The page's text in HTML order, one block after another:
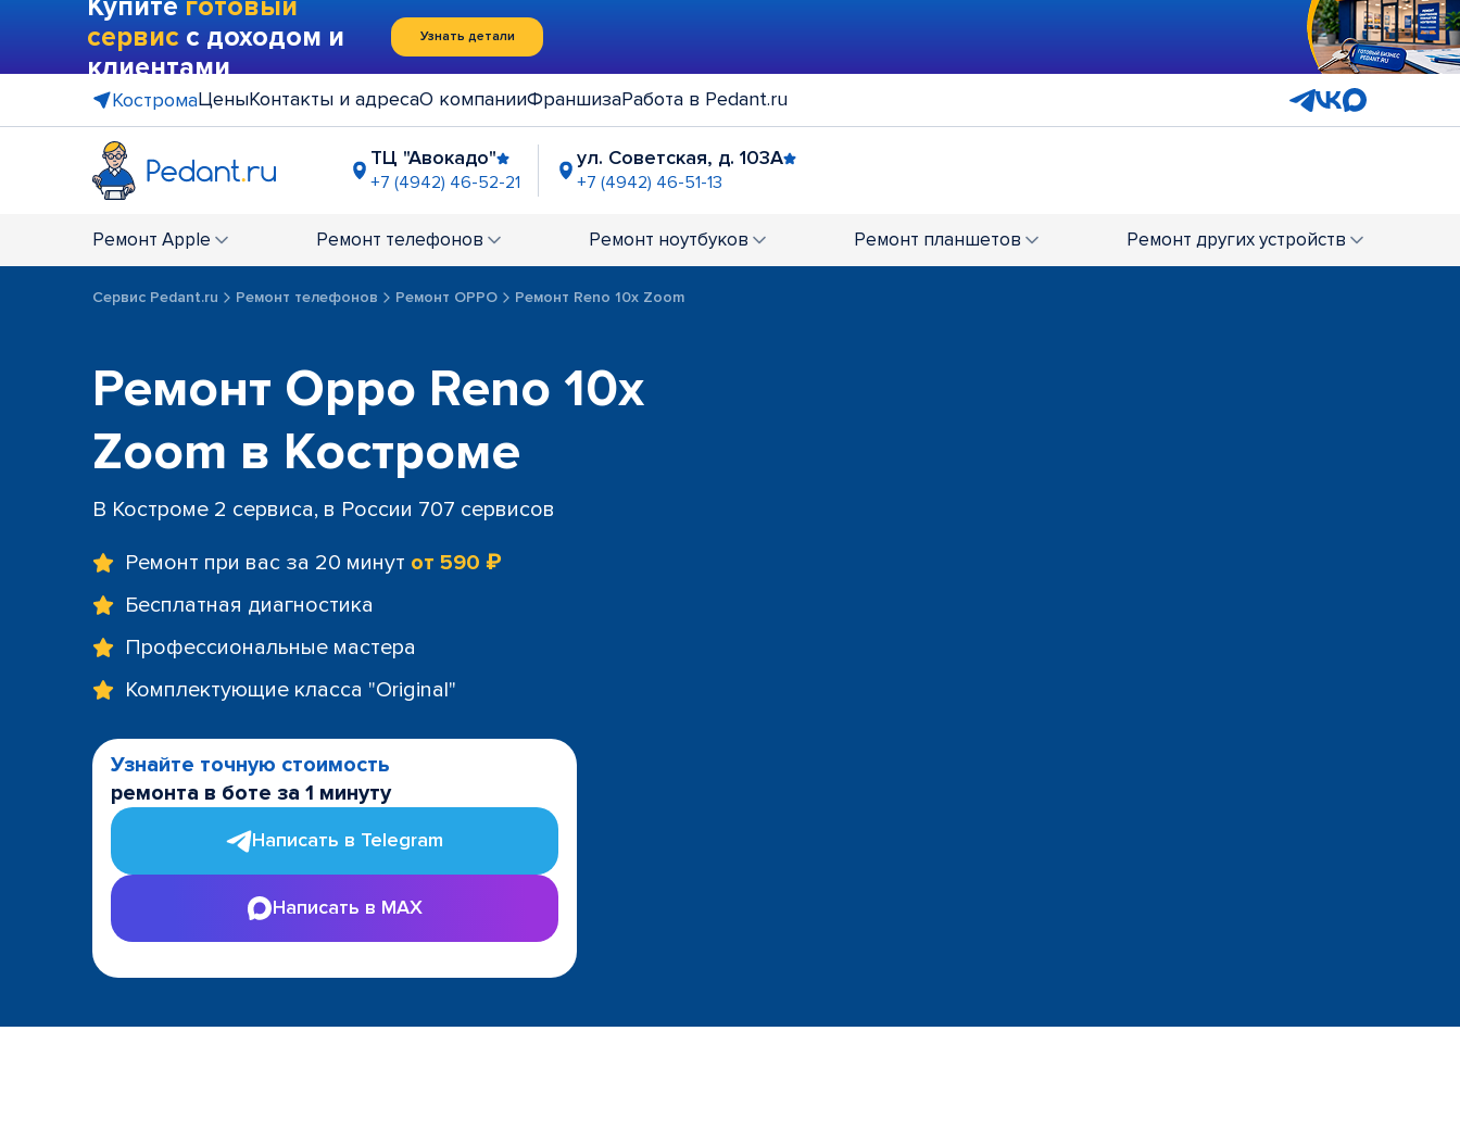
Купите готовый
сервис с доходом и
клиентами
Узнать детали
КостромаЦеныКонтакты и адресаО компанииФраншизаРабота в Pedant.ru
ТЦ "Авокадо"
+7 (4942) 46-52-21
ул. Советская, д. 103А
+7 (4942) 46-51-13
Ремонт Apple Ремонт телефонов Ремонт ноутбуков Ремонт планшетов Ремонт других устройств
Сервис Pedant.ru Ремонт телефонов Ремонт OPPO Ремонт Reno 10x Zoom
Ремонт Oppo Reno 10x
Zoom в Костроме
В Костроме 2 сервиса, в России 707 сервисов
Ремонт при вас за 20 минут от 590 ₽
Бесплатная диагностика
Профессиональные мастера
Комплектующие класса "Original"
Узнайте точную стоимость
ремонта в боте за 1 минуту
Написать в Telegram
Написать в MAX